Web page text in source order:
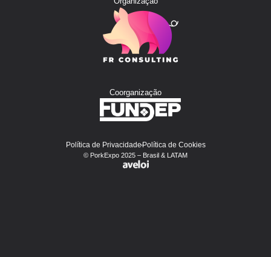
Coorganização
Política de PrivacidadePolítica de Cookies
© PorkExpo 2025 – Brasil & LATAM